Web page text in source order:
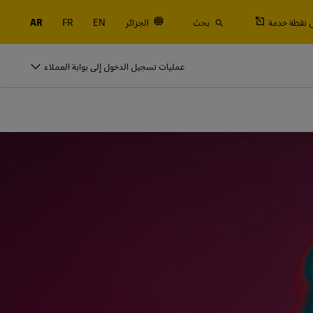
نقطة خدمة بحث الجزائر EN
FR
AR
عمليات تسجيل الدخول إلى بوابة العملاء